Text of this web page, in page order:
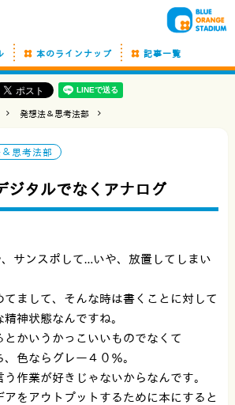
本のラインナップ 記事一覧
発想法＆思考法部
思考法部
ジタルでなくアナログ
サンスポして…いや、放置してしまい
てまして、そんな時は書くことに対して
神状態なんですね。
かいうかっこいいものでなくて
色ならグレー４０％。
作業が好きじゃないからなんです。
アをアウトプットするために本にすると